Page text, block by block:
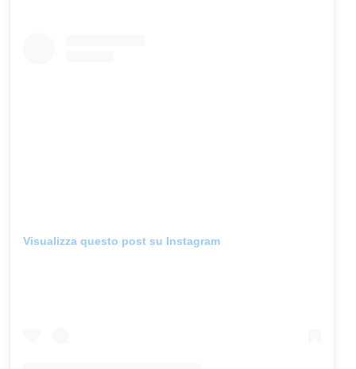
Visualizza questo post su Instagram